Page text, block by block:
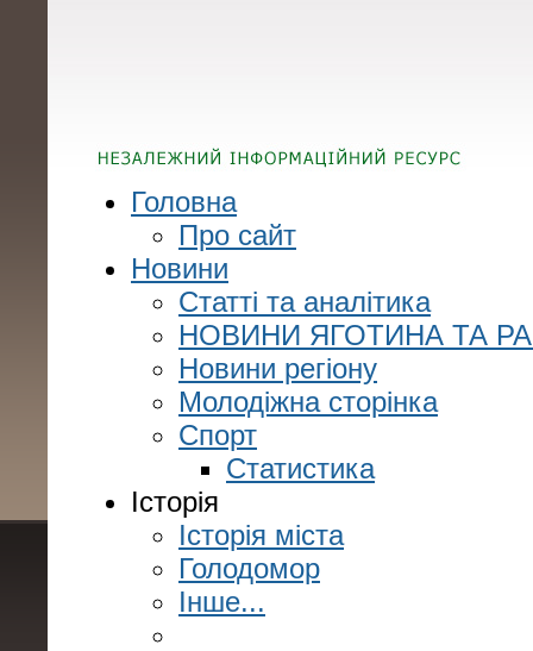
Головна
Про сайт
Новини
Статті та аналітика
НОВИНИ ЯГОТИНА ТА
Новини регіону
Молодіжна сторінка
Спорт
Статистика
Історія
Історія міста
Голодомор
Інше...